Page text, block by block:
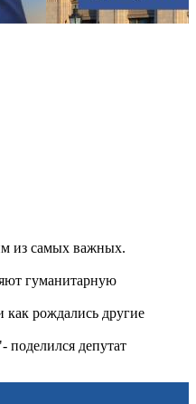
из самых важных.
гуманитарную
как рождались другие
поделился депутат